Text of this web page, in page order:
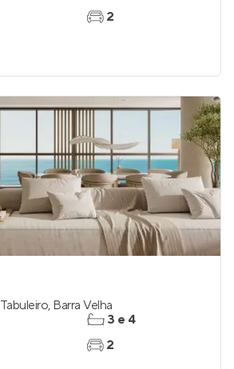
2
Tabuleiro, Barra Velha
3 e 4
2